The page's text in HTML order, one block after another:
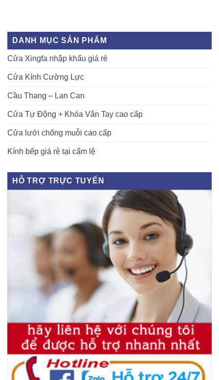
DANH MỤC SẢN PHẨM
Cửa Xingfa nhập khẩu giá rẻ
Cửa Kính Cường Lực
Cầu Thang – Lan Can
Cửa Tự Động + Khóa Vân Tay cao cấp
Cửa lưới chống muỗi cao cấp
Kính bếp giá rẻ tại cẩm lệ
HỖ TRỢ TRỰC TUYẾN